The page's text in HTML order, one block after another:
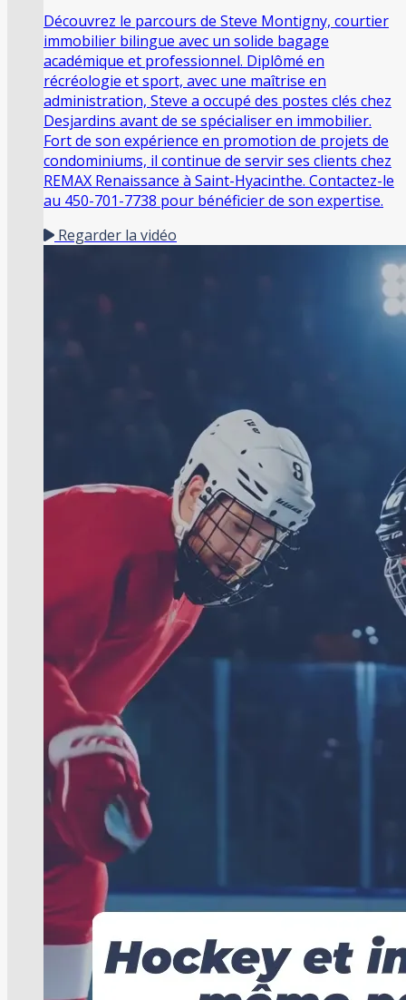
Découvrez le parcours de Steve Montigny, courtier
immobilier bilingue avec un solide bagage
académique et professionnel. Diplômé en
récréologie et sport, avec une maîtrise en
administration, Steve a occupé des postes clés chez
Desjardins avant de se spécialiser en immobilier.
Fort de son expérience en promotion de projets de
condominiums, il continue de servir ses clients chez
REMAX Renaissance à Saint-Hyacinthe. Contactez-le
au 450-701-7738 pour bénéficier de son expertise.
Regarder la vidéo